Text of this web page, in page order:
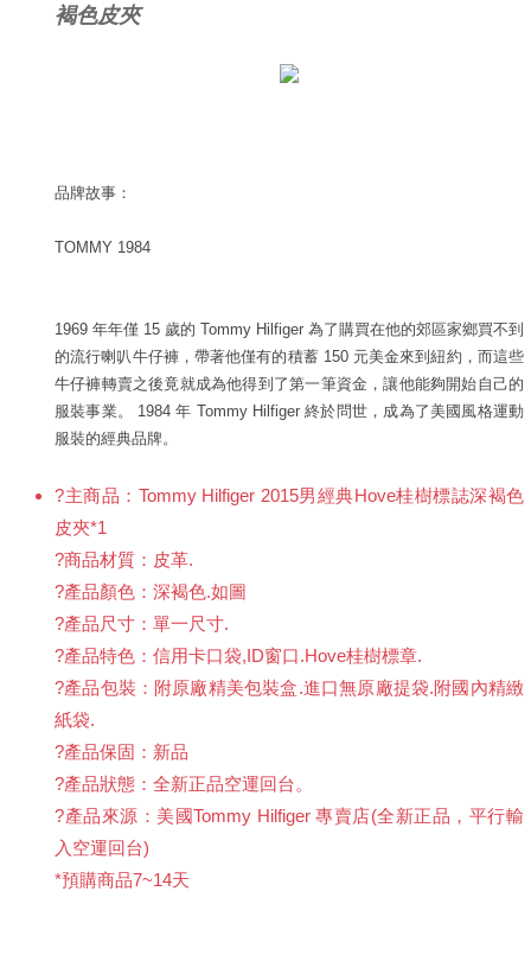
褐色皮夾
品牌故事：
TOMMY 1984
1969 年年僅 15 歲的 Tommy Hilfiger 為了購買在他的郊區家鄉買不到
的流行喇叭牛仔褲，帶著他僅有的積蓄 150 元美金來到紐約，而這些
牛仔褲轉賣之後竟就成為他得到了第一筆資金，讓他能夠開始自己的
服裝事業。 1984 年 Tommy Hilfiger 終於問世，成為了美國風格運動
服裝的經典品牌。
?主商品：Tommy Hilfiger 2015男經典Hove桂樹標誌深褐色
皮夾*1
?商品材質：皮革.
?產品顏色：深褐色.如圖
?產品尺寸：單一尺寸.
?產品特色：信用卡口袋,ID窗口.Hove桂樹標章.
?產品包裝：附原廠精美包裝盒.進口無原廠提袋.附國內精緻
紙袋.
?產品保固：新品
?產品狀態：全新正品空運回台。
?產品來源：美國Tommy Hilfiger 專賣店(全新正品，平行輸
入空運回台)
*預購商品7~14天